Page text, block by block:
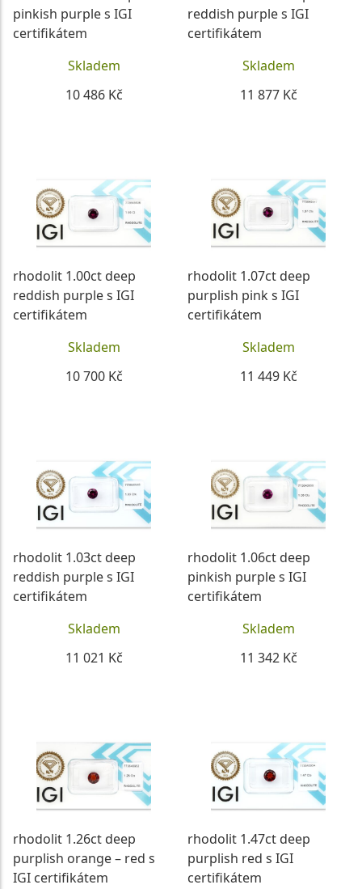
pinkish purple s IGI
certifikátem
Skladem
10 486 Kč
reddish purple s IGI
certifikátem
Skladem
11 877 Kč
rhodolit 1.00ct deep
reddish purple s IGI
certifikátem
Skladem
10 700 Kč
rhodolit 1.07ct deep
purplish pink s IGI
certifikátem
Skladem
11 449 Kč
rhodolit 1.03ct deep
reddish purple s IGI
certifikátem
Skladem
11 021 Kč
rhodolit 1.06ct deep
pinkish purple s IGI
certifikátem
Skladem
11 342 Kč
rhodolit 1.26ct deep
purplish orange – red s
IGI certifikátem
rhodolit 1.47ct deep
purplish red s IGI
certifikátem